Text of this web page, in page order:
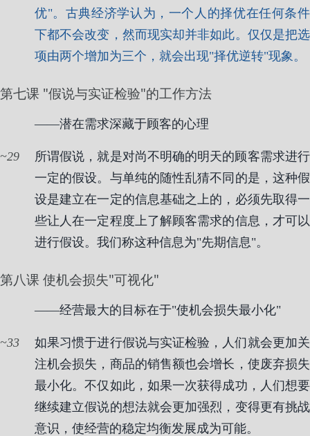
优"。古典经济学认为，一个人的择优在任何条件
下都不会改变，然而现实却并非如此。仅仅是把选
项由两个增加为三个，就会出现"择优逆转"现象。
第七课 "假说与实证检验"的工作方法
——潜在需求深藏于顾客的心理
29
所谓假说，就是对尚不明确的明天的顾客需求进行
一定的假设。与单纯的随性乱猜不同的是，这种假
设是建立在一定的信息基础之上的，必须先取得一
些让人在一定程度上了解顾客需求的信息，才可以
进行假设。我们称这种信息为"先期信息"。
第八课 使机会损失"可视化"
——经营最大的目标在于"使机会损失最小化"
33
如果习惯于进行假说与实证检验，人们就会更加关
注机会损失，商品的销售额也会增长，使废弃损失
最小化。不仅如此，如果一次获得成功，人们想要
继续建立假说的想法就会更加强烈，变得更有挑战
意识，使经营的稳定均衡发展成为可能。